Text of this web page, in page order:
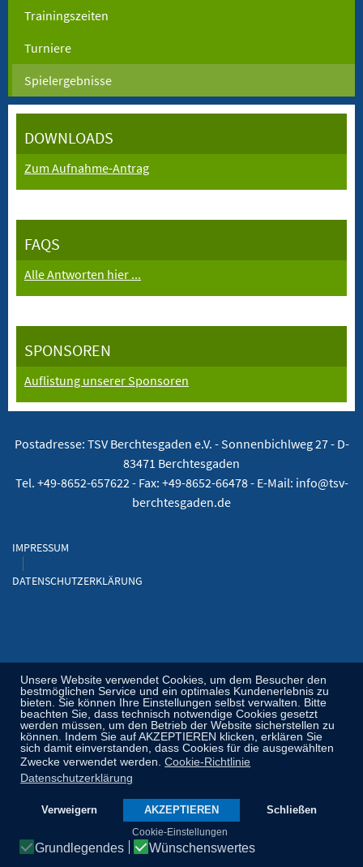
Unsere Website verwendet Cookies, um dem Besucher den
bestmöglichen Service und ein optimales Kundenerlebnis zu
bieten. Sie können Ihre Einstellungen selbst verwalten. Bitte
beachten Sie, dass technisch notwendige Cookies gesetzt
werden müssen, um den Betrieb der Website sicherstellen zu
können. Indem Sie auf AKZEPTIEREN klicken, erklären Sie
sich damit einverstanden, dass Cookies für die ausgewählten
Zwecke verwendet werden. Cookie-Richtlinie
Datenschutzerklärung
Verweigern AKZEPTIEREN
Schließen
Cookie-Einstellungen
Grundlegendes Wünschenswertes
Trainingszeiten
Turniere
Spielergebnisse
DOWNLOADS
Zum Aufnahme-Antrag
FAQS
Alle Antworten hier ...
SPONSOREN
Auflistung unserer Sponsoren
Postadresse: TSV Berchtesgaden e.V. -Sonnenbichlweg 27 - D-
83471 Berchtesgaden
Tel. +49-8652-657622 - Fax: +49-8652-66478 - E-Mail: info@tsv-
berchtesgaden.de
IMPRESSUM
DATENSCHUTZERKLÄRUNG